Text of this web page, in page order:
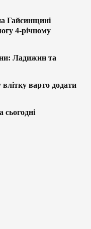
Гайсинщині
4-річному
Ладижин та
варто додати